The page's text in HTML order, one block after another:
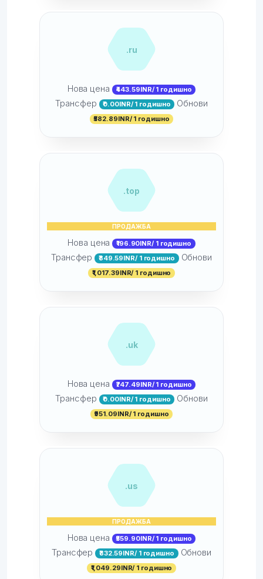
.ru
Нова цена ₹443.59INR/ 1 годишно
Трансфер ₹0.00INR/ 1 годишно Обнови
₹582.89INR/ 1 годишно
.top
ПРОДАЖБА
Нова цена ₹196.90INR/ 1 годишно
Трансфер ₹849.59INR/ 1 годишно Обнови
₹1,017.39INR/ 1 годишно
.uk
Нова цена ₹747.49INR/ 1 годишно
Трансфер ₹0.00INR/ 1 годишно Обнови
₹951.09INR/ 1 годишно
.us
ПРОДАЖБА
Нова цена ₹559.90INR/ 1 годишно
Трансфер ₹832.59INR/ 1 годишно Обнови
₹1,049.29INR/ 1 годишно